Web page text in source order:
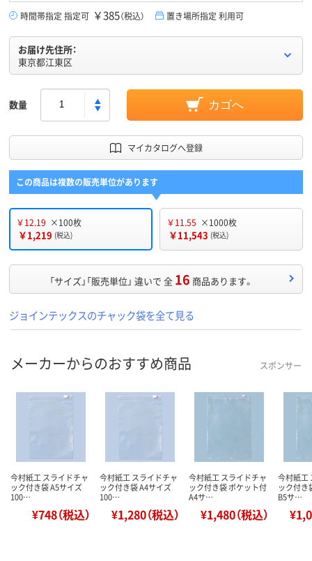
時間帯指定 指定可 ￥385（税込） 置き場所指定 利用可
お届け先住所：
東京都江東区
数量 カゴへ
マイカタログへ登録
この商品は複数の販売単位があります
￥12.19 ×100枚
￥1,219 (税込)
￥11.55 ×1000枚
￥11,543 (税込)
「サイズ」「販売単位」 違いで 全 16 商品あります。
ジョインテックスのチャック袋を全て見る
メーカーからのおすすめ商品 スポンサー
今村紙工 スライドチャ
ック付き袋 A5サイズ
100…
¥748（税込）
今村紙工 スライドチャ
ック付き袋 A4サイズ
100…
¥1,280（税込）
今村紙工 スライドチャ
ック付き袋 ポケット付
A4サ…
¥1,480（税込）
今村紙工
ック付き
B5サ…